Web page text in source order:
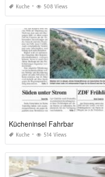
Kuche 508 Views
Kücheninsel Fahrbar
Kuche 514 Views